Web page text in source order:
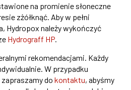
na promienie słoneczne
zżółknąć. Aby w pełni
Hydropox należy wykończyć
Hydrograff HP.
rekomendacjami. Każdy
W przypadku
do kontaktu, abyśmy